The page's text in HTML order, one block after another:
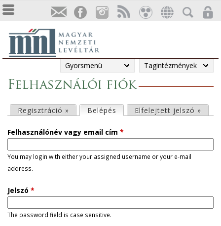
Gyorsmenü Tagintézmények
Felhasználói fiók
l
s
ő
d
l
Regisztráció » Belépés (aktív fül)Elfelejtett jelszó »
Felhasználónév vagy email cím *
You may login with either your assigned username or your e-mail
address.
Jelszó *
The password field is case sensitive.